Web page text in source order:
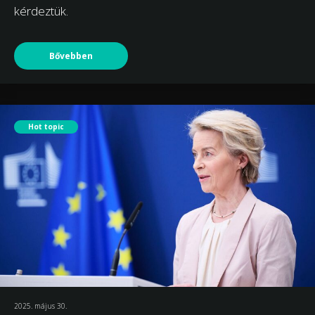
kérdeztük.
Bővebben
Hot topic
2025. május 30.